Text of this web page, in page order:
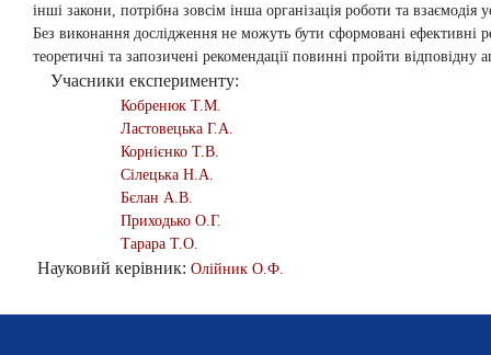
інші закони, потрібна зовсім інша організація роботи та взаємодія
Без виконання дослідження не можуть бути сформовані ефективні
теоретичні та запозичені рекомендації повинні пройти
Учасники експерименту:
Кобренюк Т.М.
Ластовецька Г.А.
Корнієнко Т.В.
Сілецька Н.А.
Бєлан А.В.
Приходько О.Г.
Тарара Т.О.
Науковий керівник: Олійник О.Ф.